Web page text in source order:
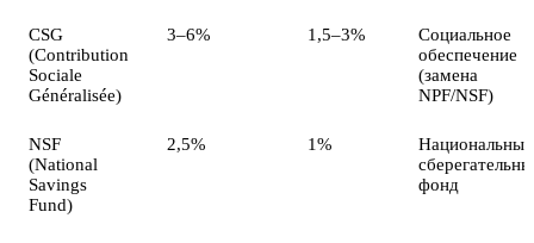
CSG
(Contribution
Sociale
Généralisée)
3–6% 1,5–3%
Социальное
обеспечение
(замена
NPF/NSF)
NSF
(National
Savings
Fund)
2,5% 1%
Национальный
фонд